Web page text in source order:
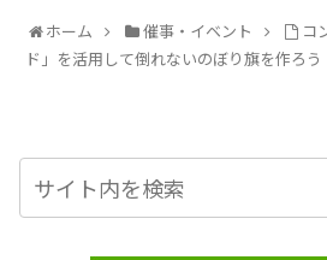
ホーム 催事・イベント
コ
ド」を活用して倒れないのぼり旗を作ろう